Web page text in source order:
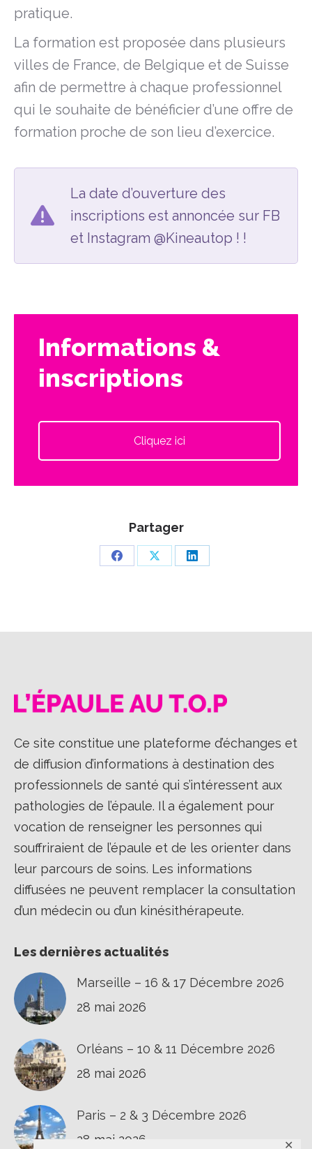
✕
pratique.
La formation est proposée dans plusieurs
villes de France, de Belgique et de Suisse
afin de permettre à chaque professionnel
qui le souhaite de bénéficier d’une offre de
formation proche de son lieu d’exercice.
La date d’ouverture des
inscriptions est annoncée sur FB
et Instagram @Kineautop ! !
Informations &
inscriptions
Cliquez ici
Partager
PartagerPartagerPartager
Ce site constitue une plateforme d’échanges et
de diffusion d’informations à destination des
professionnels de santé qui s’intéressent aux
pathologies de l’épaule. Il a également pour
vocation de renseigner les personnes qui
souffriraient de l’épaule et de les orienter dans
leur parcours de soins. Les informations
diffusées ne peuvent remplacer la consultation
d’un médecin ou d’un kinésithérapeute.
Les dernières actualités
Marseille – 16 & 17 Décembre 2026
28 mai 2026
Orléans – 10 & 11 Décembre 2026
28 mai 2026
Paris – 2 & 3 Décembre 2026
28 mai 2026